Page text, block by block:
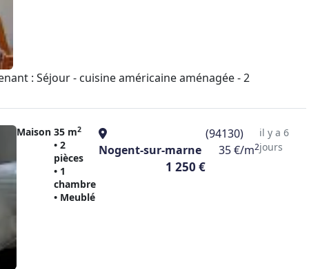
: Séjour - cuisine américaine aménagée - 2
Maison 35 m2
• 2
pièces
• 1
chambre
• Meublé
Nogent-sur-marne
1 250 €
(94130)
35 €/m2
il y a 6
jours